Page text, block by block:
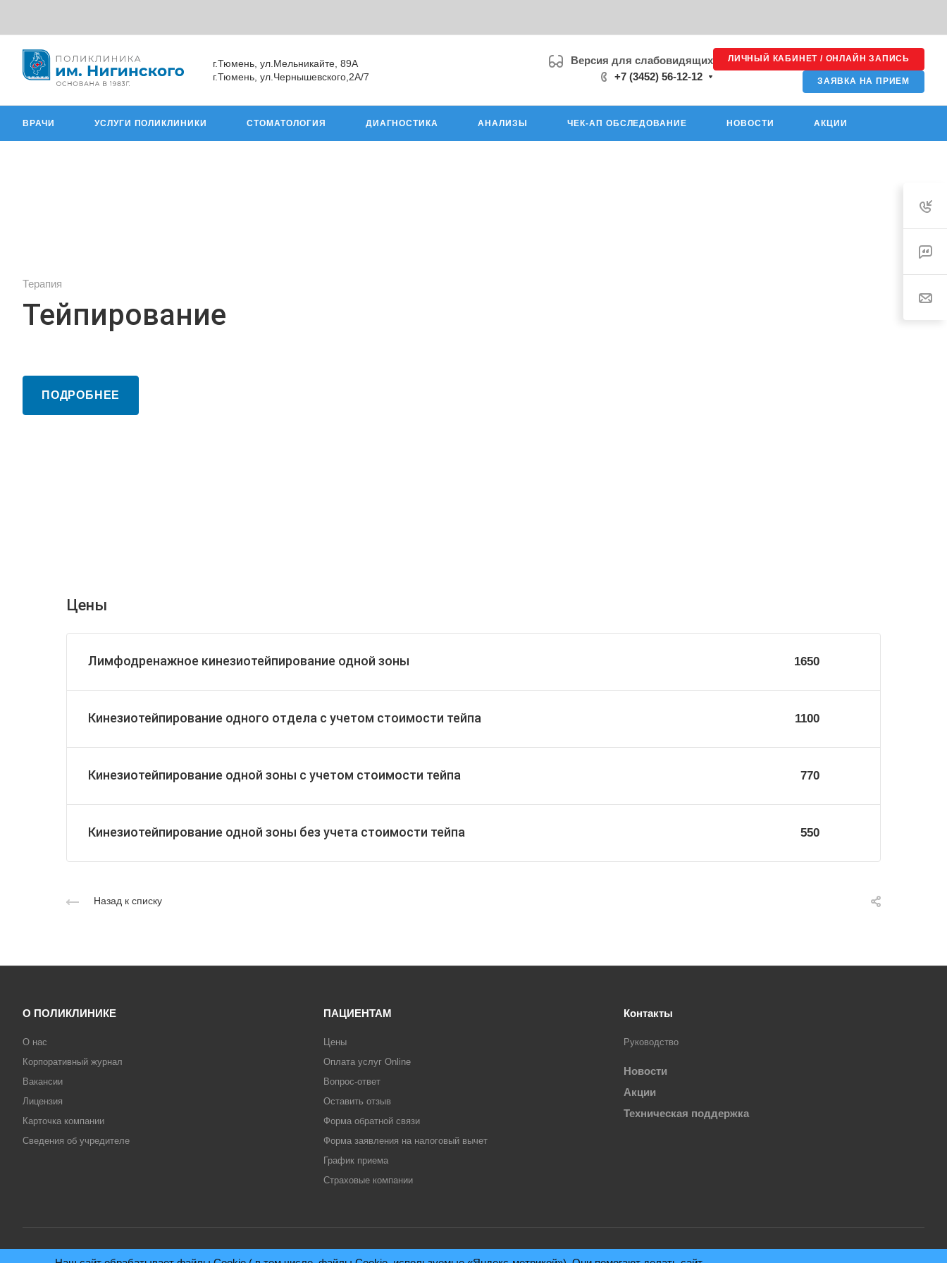
г.Тюмень, ул.Мельникайте, 89А
г.Тюмень, ул.Чернышевского,2А/7
Версия для слабовидящих
+7 (3452) 56-12-12
ЛИЧНЫЙ КАБИНЕТ / ОНЛАЙН ЗАПИСЬ
ЗАЯВКА НА ПРИЕМ
ВРАЧИ УСЛУГИ ПОЛИКЛИНИКИ СТОМАТОЛОГИЯ ДИАГНОСТИКА АНАЛИЗЫ ЧЕК-АП ОБСЛЕДОВАНИЕ НОВОСТИ АКЦИИ
Терапия
Тейпирование
ПОДРОБНЕЕ
Цены
Лимфодренажное кинезиотейпирование одной зоны 1650
Кинезиотейпирование одного отдела с учетом стоимости тейпа 1100
Кинезиотейпирование одной зоны с учетом стоимости тейпа 770
Кинезиотейпирование одной зоны без учета стоимости тейпа 550
Назад к списку
О ПОЛИКЛИНИКЕ
О нас
Корпоративный журнал
Вакансии
Лицензия
Карточка компании
Сведения об учредителе
ПАЦИЕНТАМ
Цены
Оплата услуг Online
Вопрос-ответ
Оставить отзыв
Форма обратной связи
Форма заявления на налоговый вычет
График приема
Страховые компании
Контакты
Руководство
Новости
Акции
Техническая поддержка